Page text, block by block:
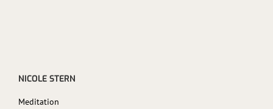
NICOLE STERN
Meditation